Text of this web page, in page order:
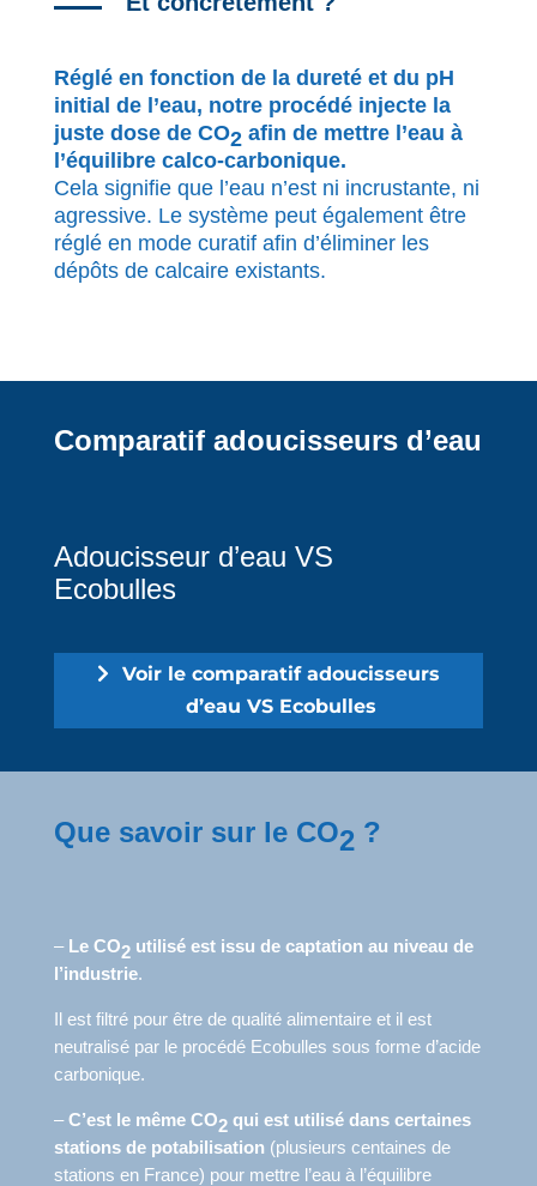
Réglé en fonction de la dureté et du pH
initial de l’eau, notre procédé injecte la
juste dose de CO2 afin de mettre l’eau à
l’équilibre calco-carbonique.
Cela signifie que l’eau n’est ni incrustante, ni
agressive. Le système peut également être
réglé en mode curatif afin d’éliminer les
dépôts de calcaire existants.
Comparatif adoucisseurs d’eau
Adoucisseur d’eau VS
Ecobulles
Voir le comparatif adoucisseurs
d’eau VS Ecobulles
Que savoir sur le CO2 ?
– Le CO2utilisé est issu de captation au niveau de
l’industrie.
Il est filtré pour être de qualité alimentaire et il est
neutralisé par le procédé Ecobulles sous forme d’acide
carbonique.
–C’est le même CO2 qui est utilisé dans certaines
stations de potabilisation (plusieurs centaines de
stations en France) pour mettre l’eau à l’équilibre